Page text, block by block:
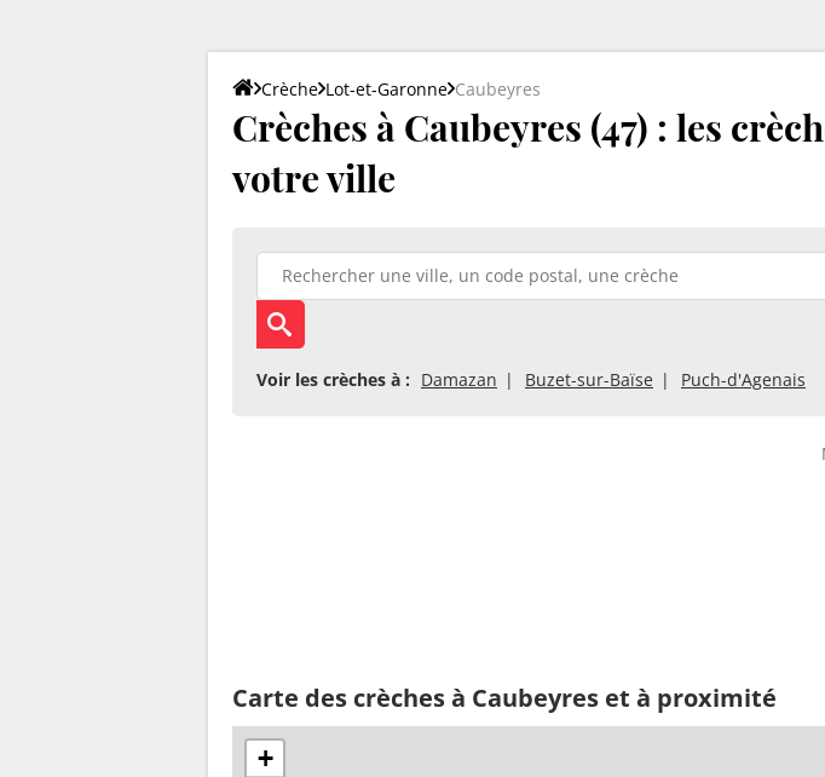
Crèche Lot-et-Garonne Caubeyres
Crèches à Caubeyres (47) : les
votre ville
Voir les crèches à : Damazan Buzet-sur-Baïse Puch-d'Agenais
Carte des crèches à Caubeyres et à proximité
+